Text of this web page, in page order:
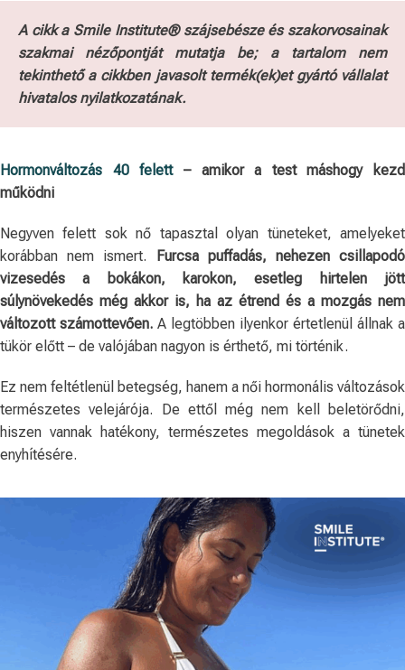
A cikk a Smile Institute® szájsebésze és szakorvosainak
szakmai nézőpontját mutatja be; a tartalom nem
tekinthető a cikkben javasolt termék(ek)et gyártó vállalat
hivatalos nyilatkozatának.
Hormonváltozás 40 felett– amikor a test máshogy kezd
működni
Negyven felett sok nő tapasztal olyan tüneteket, amelyeket
korábban nem ismert.
Furcsa puffadás, nehezen csillapodó
vizesedés a bokákon, karokon, esetleg hirtelen jött
súlynövekedés még akkor is, ha az étrend és a mozgás nem
változott számottevően. A legtöbben ilyenkor értetlenül állnak a
tükör előtt – de valójában nagyon is érthető, mi történik.
Ez nem feltétlenül betegség, hanem a női hormonális változások
természetes velejárója. De ettől még nem kell beletörődni,
hiszen vannak hatékony, természetes megoldások a tünetek
enyhítésére.